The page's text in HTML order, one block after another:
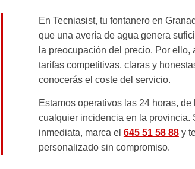
En Tecniasist, tu fontanero en
que una avería de agua genera
la preocupación del precio. Por
tarifas competitivas, claras y
conocerás el coste del servicio.
Estamos operativos las 24 horas, de
cualquier incidencia en la provincia.
inmediata, marca el 645 51 58 88y
personalizado sin compromiso.